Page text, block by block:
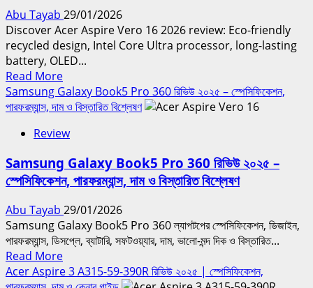
২০২৫
পারফরম্যান্স,
ডিসপ্লে,
ব্যাটারি
ও
গেমিং
এক্সপেরিয়েন্স
Abu Tayab 29/01/2026
Discover Acer Aspire Vero 16 2026 review: Eco-friendly
recycled design, Intel Core Ultra processor, long-lasting
battery, OLED...
Read MoreRead
more
about
Aspire
16
(2026)
Friendly
Laptop
Review,
Specs,
Design
Samsung Galaxy Book5 Pro 360 রিভিউ ২০২৫ – স্পেসিফিকেশন,
পারফরম্যান্স, দাম ও বিস্তারিত বিশ্লেষণ
Review
Samsung Galaxy Book5 Pro 360 রিভিউ ২০২৫ –
স্পেসিফিকেশন, পারফরম্যান্স, দাম ও বিস্তারিত বিশ্লেষণ
Abu Tayab 29/01/2026
Samsung Galaxy Book5 Pro 360 ল্যাপটপের স্পেসিফিকেশন, ডিজাইন,
পারফরম্যান্স, ডিসপ্লে, ব্যাটারি, সফটওয়্যার, দাম, ভালো-মন্দ দিক ও বিস্তারিত...
Read MoreRead
more
Acer Aspire 3 A315-59-390R রিভিউ ২০২৫ | স্পেসিফিকেশন,